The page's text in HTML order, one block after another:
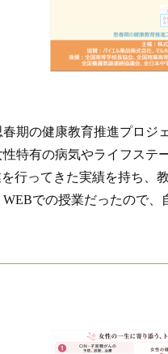
期の健康教育推進プロ
特有の病気やライフス
行ってきた実績を持ち
での授業だったので